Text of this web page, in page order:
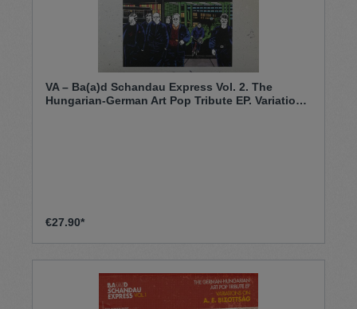
VA – Ba(a)d Schandau Express Vol. 2. The
Hungarian-German Art Pop Tribute EP. Variations
€27.90*